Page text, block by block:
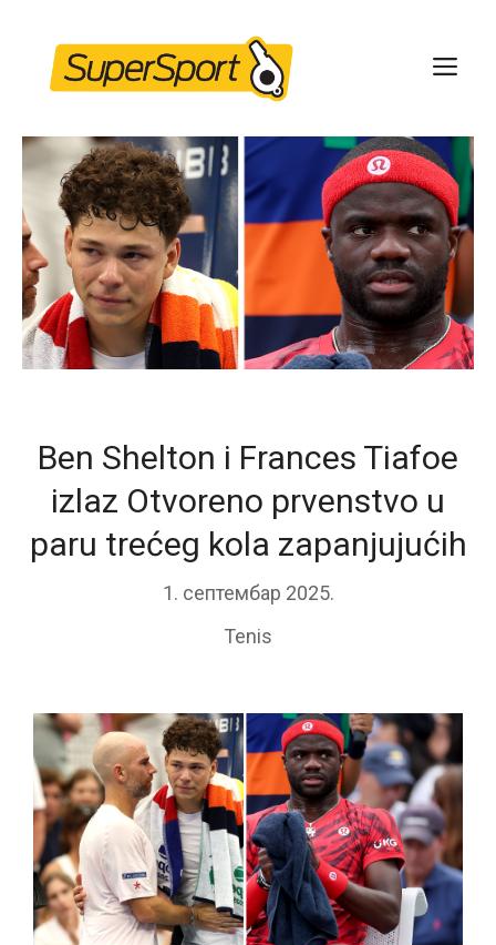
content
Ben Shelton i Frances Tiafoe
izlaz Otvoreno prvenstvo u
paru trećeg kola zapanjujućih
1. септембар 2025.
Tenis